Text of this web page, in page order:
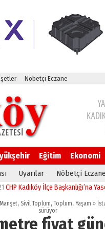
Nöbetçi Eczane
Eğitim Ekonomi
Uyarılar Nöbetçi Eczane
İlçe Başkanlığı’na Yasemin
Manşet, Sivil Toplum,Toplum, Yaşam »
sürüyor
fiyat